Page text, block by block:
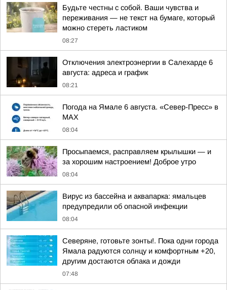
Будьте честны с собой. Ваши чувства и
переживания — не текст на бумаге, который
можно стереть ластиком
08:27
Отключения электроэнергии в Салехарде 6
августа: адреса и график
08:21
Погода на Ямале 6 августа. «Север-Пресс» в
MAX
08:04
Просыпаемся, расправляем крылышки — и
за хорошим настроением! Доброе утро
08:04
Вирус из бассейна и аквапарка: ямальцев
предупредили об опасной инфекции
08:04
Северяне, готовьте зонты!. Пока одни города
Ямала радуются солнцу и комфортным +20,
другим достаются облака и дожди
07:48